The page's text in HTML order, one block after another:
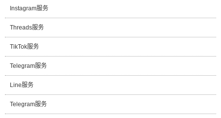
Instagram服务
Threads服务
TikTok服务
Telegram服务
Line服务
Telegram服务